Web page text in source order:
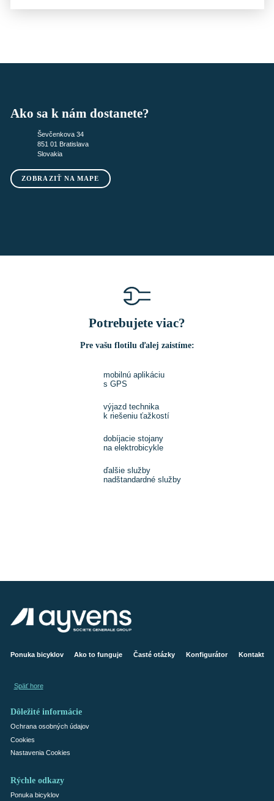
Ako sa k nám dostanete?
Ševčenkova 34
851 01 Bratislava
Slovakia
ZOBRAZIŤ NA MAPE
Potrebujete viac?
Pre vašu flotilu ďalej zaistíme:
mobilnú aplikáciu
s GPS
výjazd technika
k riešeniu ťažkostí
dobíjacie stojany
na elektrobicykle
ďalšie služby
nadštandardné služby
Ponuka bicyklov Ako to funguje Časté otázky Konfigurátor Kontakt
Späť hore
Dôležité informácie
Ochrana osobných údajov
Cookies
Nastavenia Cookies
Rýchle odkazy
Ponuka bicyklov